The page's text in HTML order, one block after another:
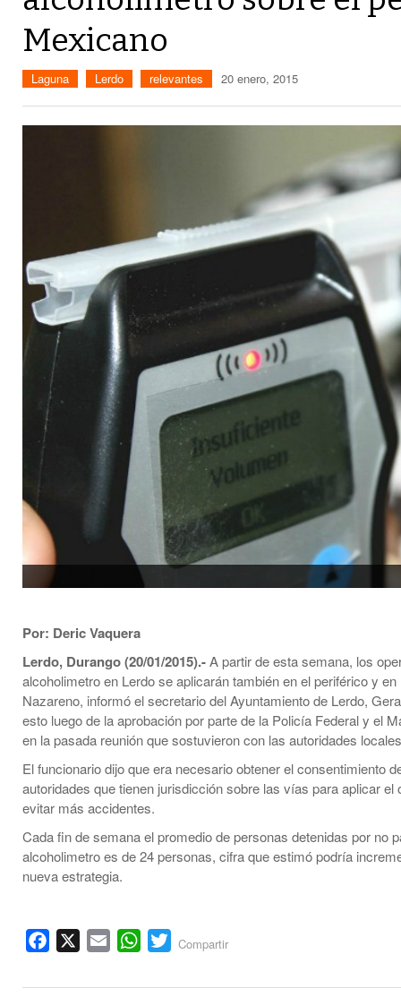
Mexicano
Laguna Lerdo relevantes 20 enero, 2015
Por: Deric Vaquera
Lerdo, Durango (20/01/2015).-A partir de esta semana, los
alcoholimetro en Lerdo se aplicarán también en el periférico y en
Nazareno, informó el secretario del Ayuntamiento de Lerdo,
esto luego de la aprobación por parte de la Policía Federal y el
en la pasada reunión que sostuvieron con las autoridades
El funcionario dijo que era necesario obtener el consentimiento
autoridades que tienen jurisdicción sobre las vías para aplicar el
evitar más accidentes.
Cada fin de semana el promedio de personas detenidas por no
alcoholimetro es de 24 personas, cifra que estimó podría
nueva estrategia.
Facebook Email WhatsApp
Twitter
Compartir